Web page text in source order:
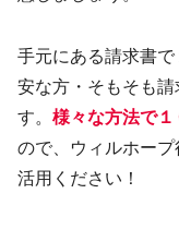
手元にある請求書
安な方・そもそも
す。 様々な方法で
ので、ウィルホー
活用ください！